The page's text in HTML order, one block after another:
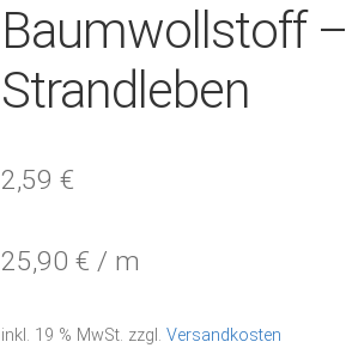
Baumwollstoff –
Strandleben
2,59 €
25,90 € / m
inkl. 19 % MwSt. zzgl. Versandkosten